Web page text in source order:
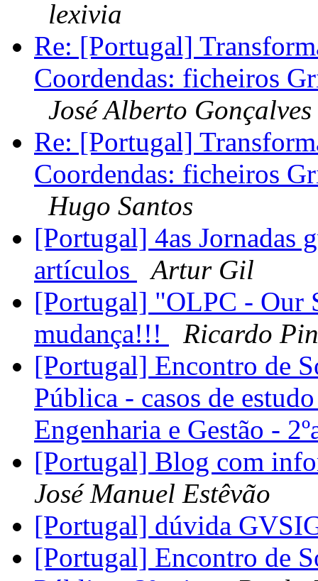
lexivia
Re: [Portugal]
Coordendas: ficheiros
José Alberto Gonçalves
Re: [Portugal]
Coordendas: ficheiros
Hugo Santos
[Portugal] 4as Jornadas
artículos
Artur Gil
[Portugal] "OLPC - Our
mudança!!!
Ricardo
[Portugal] Encontro de
Pública - casos de
Engenharia e Gestão -
[Portugal] Blog com
José Manuel Estêvão
[Portugal] dúvida
[Portugal] Encontro de